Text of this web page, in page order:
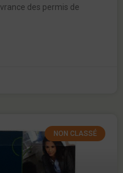
des permis de
NON CLASSÉ